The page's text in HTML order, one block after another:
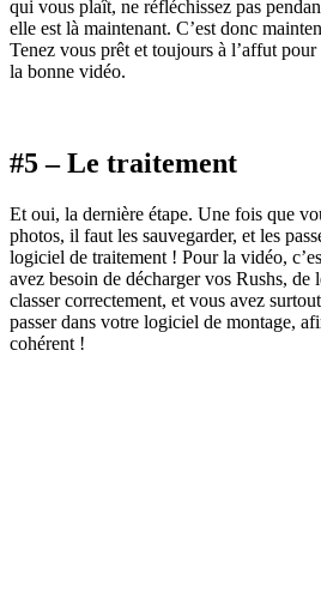
qui vous plaît, ne réfléchissez pas
elle est là maintenant. C’est donc
Tenez vous prêt et toujours à l’affut
la bonne vidéo.
#5 – Le traitement
Et oui, la dernière étape. Une fois que
photos, il faut les sauvegarder, et les
logiciel de traitement ! Pour la vidéo,
avez besoin de décharger vos Rushs, de
classer correctement, et vous avez
passer dans votre logiciel de montage,
cohérent !